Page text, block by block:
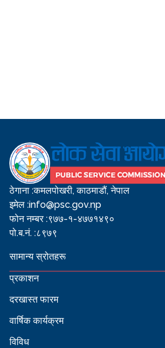
ठेगाना :कमलपोखरी, काठमाडौं, नेपाल
इमेल :info@psc.gov.np
फोन नम्बर :९७७-१-४७७१४९०
पो.ब.नं. :८९७९
सामान्य स्रोतहरू
प्रकाशन
दरखास्त फारम
वार्षिक कार्यक्रम
विविध